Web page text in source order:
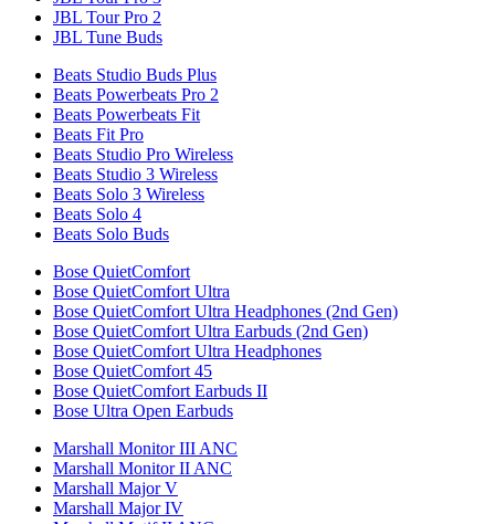
JBL Tour Pro 2
JBL Tune Buds
Beats Studio Buds Plus
Beats Powerbeats Pro 2
Beats Powerbeats Fit
Beats Fit Pro
Beats Studio Pro Wireless
Beats Studio 3 Wireless
Beats Solo 3 Wireless
Beats Solo 4
Beats Solo Buds
Bose QuietComfort
Bose QuietComfort Ultra
Bose QuietComfort Ultra Headphones (2nd Gen)
Bose QuietComfort Ultra Earbuds (2nd Gen)
Bose QuietComfort Ultra Headphones
Bose QuietComfort 45
Bose QuietComfort Earbuds II
Bose Ultra Open Earbuds
Marshall Monitor III ANC
Marshall Monitor II ANC
Marshall Major V
Marshall Major IV